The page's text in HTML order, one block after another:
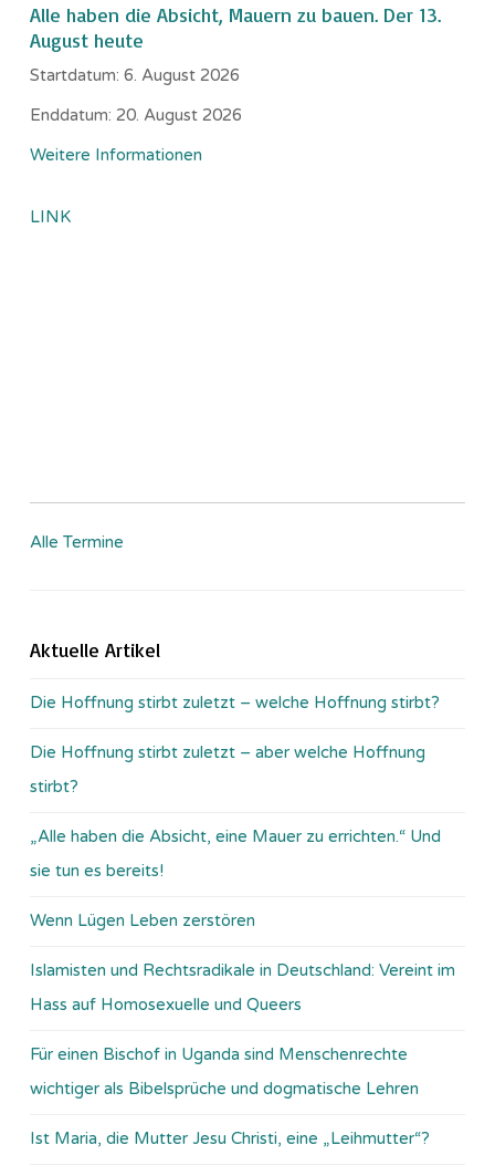
Alle haben die Absicht, Mauern zu bauen. Der 13.
August heute
Startdatum: 6. August 2026
Enddatum: 20. August 2026
Weitere Informationen
LINK
Alle Termine
Aktuelle Artikel
Die Hoffnung stirbt zuletzt – welche Hoffnung stirbt?
Die Hoffnung stirbt zuletzt – aber welche Hoffnung
stirbt?
„Alle haben die Absicht, eine Mauer zu errichten.“ Und
sie tun es bereits!
Wenn Lügen Leben zerstören
Islamisten und Rechtsradikale in Deutschland: Vereint im
Hass auf Homosexuelle und Queers
Für einen Bischof in Uganda sind Menschenrechte
wichtiger als Bibelsprüche und dogmatische Lehren
Ist Maria, die Mutter Jesu Christi, eine „Leihmutter“?